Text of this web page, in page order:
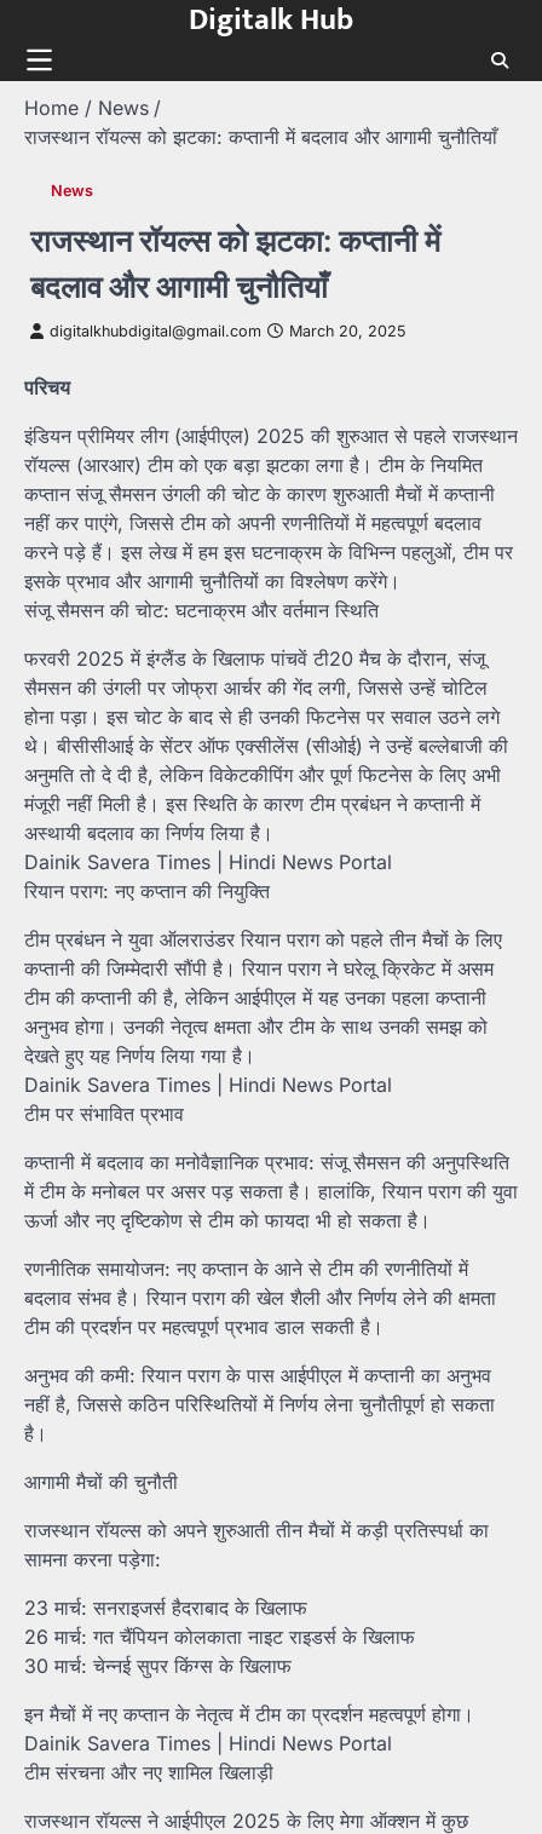
content
Digitalk Hub
Home
News
राजस्थान रॉयल्स को झटका: कप्तानी में बदलाव और आगामी चुनौतियाँ
News
राजस्थान रॉयल्स को झटका: कप्तानी में
बदलाव और आगामी चुनौतियाँ
digitalkhubdigital@gmail.com March 20, 2025
परिचय
इंडियन प्रीमियर लीग (आईपीएल) 2025 की शुरुआत से पहले राजस्थान
रॉयल्स (आरआर) टीम को एक बड़ा झटका लगा है। टीम के नियमित
कप्तान संजू सैमसन उंगली की चोट के कारण शुरुआती मैचों में कप्तानी
नहीं कर पाएंगे, जिससे टीम को अपनी रणनीतियों में महत्वपूर्ण बदलाव
करने पड़े हैं। इस लेख में हम इस घटनाक्रम के विभिन्न पहलुओं, टीम पर
इसके प्रभाव और आगामी चुनौतियों का विश्लेषण करेंगे।
संजू सैमसन की चोट: घटनाक्रम और वर्तमान स्थिति
फरवरी 2025 में इंग्लैंड के खिलाफ पांचवें टी20 मैच के दौरान, संजू
सैमसन की उंगली पर जोफ्रा आर्चर की गेंद लगी, जिससे उन्हें चोटिल
होना पड़ा। इस चोट के बाद से ही उनकी फिटनेस पर सवाल उठने लगे
थे। बीसीसीआई के सेंटर ऑफ एक्सीलेंस (सीओई) ने उन्हें बल्लेबाजी की
अनुमति तो दे दी है, लेकिन विकेटकीपिंग और पूर्ण फिटनेस के लिए अभी
मंजूरी नहीं मिली है। इस स्थिति के कारण टीम प्रबंधन ने कप्तानी में
अस्थायी बदलाव का निर्णय लिया है।
Dainik Savera Times | Hindi News Portal
रियान पराग: नए कप्तान की नियुक्ति
टीम प्रबंधन ने युवा ऑलराउंडर रियान पराग को पहले तीन मैचों के लिए
कप्तानी की जिम्मेदारी सौंपी है। रियान पराग ने घरेलू क्रिकेट में असम
टीम की कप्तानी की है, लेकिन आईपीएल में यह उनका पहला कप्तानी
अनुभव होगा। उनकी नेतृत्व क्षमता और टीम के साथ उनकी समझ को
देखते हुए यह निर्णय लिया गया है।
Dainik Savera Times | Hindi News Portal
टीम पर संभावित प्रभाव
कप्तानी में बदलाव का मनोवैज्ञानिक प्रभाव: संजू सैमसन की अनुपस्थिति
में टीम के मनोबल पर असर पड़ सकता है। हालांकि, रियान पराग की युवा
ऊर्जा और नए दृष्टिकोण से टीम को फायदा भी हो सकता है।
रणनीतिक समायोजन: नए कप्तान के आने से टीम की रणनीतियों में
बदलाव संभव है। रियान पराग की खेल शैली और निर्णय लेने की क्षमता
टीम की प्रदर्शन पर महत्वपूर्ण प्रभाव डाल सकती है।
अनुभव की कमी: रियान पराग के पास आईपीएल में कप्तानी का अनुभव
नहीं है, जिससे कठिन परिस्थितियों में निर्णय लेना चुनौतीपूर्ण हो सकता
है।
आगामी मैचों की चुनौती
राजस्थान रॉयल्स को अपने शुरुआती तीन मैचों में कड़ी प्रतिस्पर्धा का
सामना करना पड़ेगा:
23 मार्च: सनराइजर्स हैदराबाद के खिलाफ
26 मार्च: गत चैंपियन कोलकाता नाइट राइडर्स के खिलाफ
30 मार्च: चेन्नई सुपर किंग्स के खिलाफ
इन मैचों में नए कप्तान के नेतृत्व में टीम का प्रदर्शन महत्वपूर्ण होगा।
Dainik Savera Times | Hindi News Portal
टीम संरचना और नए शामिल खिलाड़ी
राजस्थान रॉयल्स ने आईपीएल 2025 के लिए मेगा ऑक्शन में कुछ